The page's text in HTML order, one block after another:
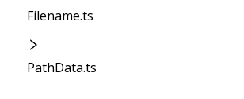
Filename.ts
PathData.ts